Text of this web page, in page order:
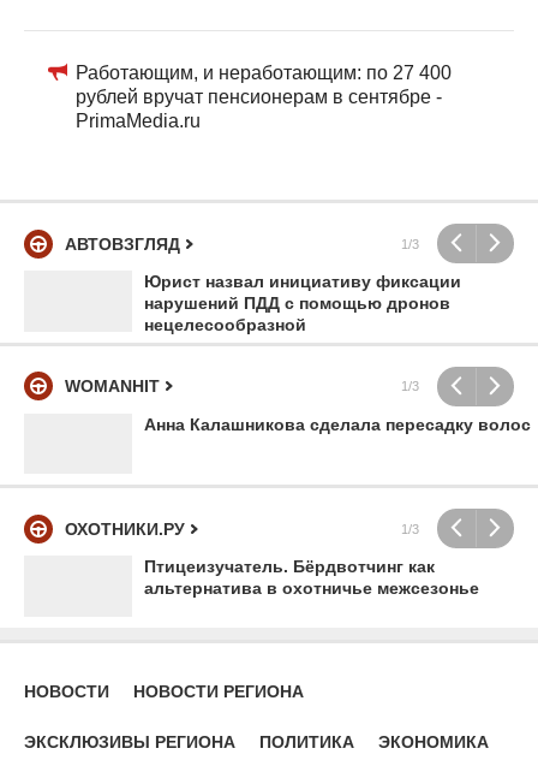
Работающим, и неработающим: по 27 400
рублей вручат пенсионерам в сентябре -
PrimaMedia.ru
АВТОВЗГЛЯД 1/3
Юрист назвал инициативу фиксации
нарушений ПДД с помощью дронов
нецелесообразной
WOMANHIT 1/3
Анна Калашникова сделала пересадку волос
ОХОТНИКИ.РУ 1/3
Птицеизучатель. Бёрдвотчинг как
альтернатива в охотничье межсезонье
НОВОСТИ НОВОСТИ РЕГИОНА
ЭКСКЛЮЗИВЫ РЕГИОНА ПОЛИТИКА ЭКОНОМИКА